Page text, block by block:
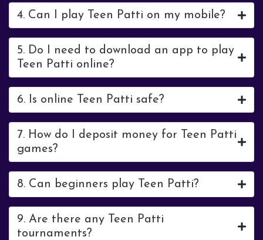
4. Can I play Teen Patti on my mobile?
5. Do I need to download an app to play
Teen Patti online?
6. Is online Teen Patti safe?
7. How do I deposit money for Teen Patti
games?
8. Can beginners play Teen Patti?
9. Are there any Teen Patti
tournaments?